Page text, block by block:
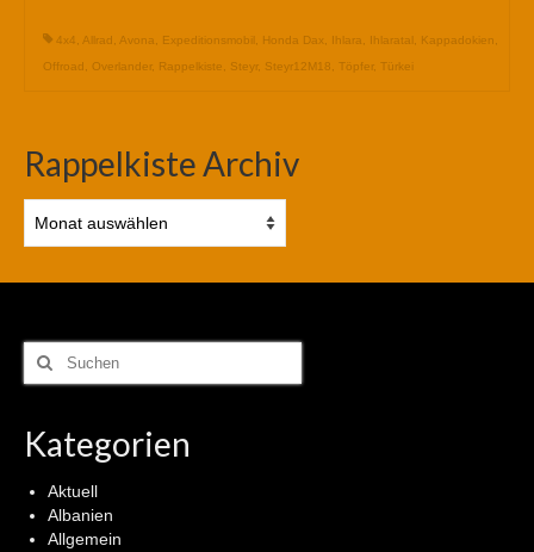
4x4 Allrad Avona Expeditionsmobil Honda Dax Ihlara Ihlaratal Kappadokien
Offroad
Overlander, Rappelkiste Steyr, Steyr12M18 Töpfer, Türkei
Rappelkiste Archiv
Archiv
Suchen
nach:
Kategorien
Aktuell
Albanien
Allgemein